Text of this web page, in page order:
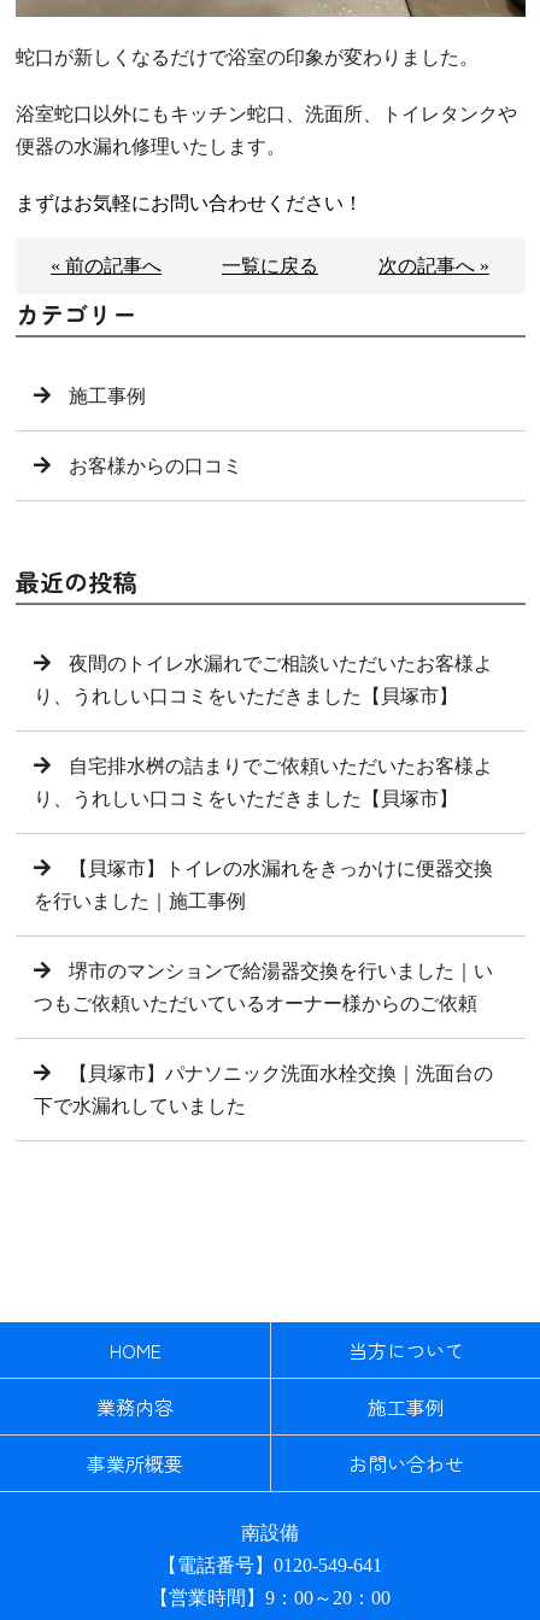
蛇口が新しくなるだけで浴室の印象が変わりました。
浴室蛇口以外にもキッチン蛇口、洗面所、トイレタンクや
便器の水漏れ修理いたします。
まずはお気軽にお問い合わせください！
« 前の記事へ 一覧に戻る 次の記事へ »
カテゴリー
施工事例
お客様からの口コミ
最近の投稿
夜間のトイレ水漏れでご相談いただいたお客様よ
り、うれしい口コミをいただきました【貝塚市】
自宅排水桝の詰まりでご依頼いただいたお客様よ
り、うれしい口コミをいただきました【貝塚市】
【貝塚市】トイレの水漏れをきっかけに便器交換
を行いました｜施工事例
堺市のマンションで給湯器交換を行いました｜い
つもご依頼いただいているオーナー様からのご依頼
【貝塚市】パナソニック洗面水栓交換｜洗面台の
下で水漏れしていました
HOME
当方について
業務内容
施工事例
事業所概要
お問い合わせ
南設備
【電話番号】0120-549-641
【営業時間】9：00～20：00